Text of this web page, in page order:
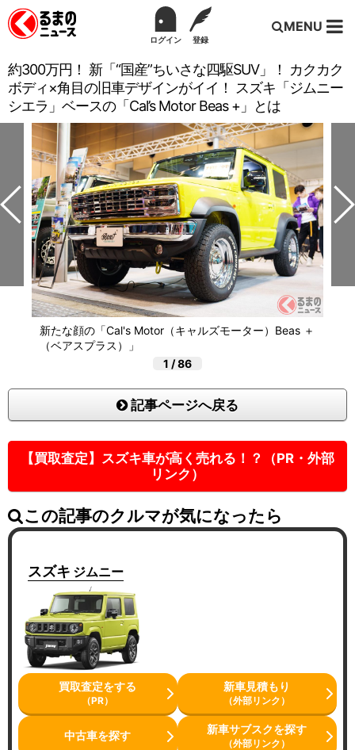
ログイン 登録
MENU
約300万円！ 新「“国産”ちいさな四駆SUV」！ カクカク
ボディ×角目の旧車デザインがイイ！ スズキ「ジムニー
シエラ」ベースの「Cal’s Motor Beas +」とは
新たな顔の「Cal's Motor（キャルズモーター）Beas ＋
（ベアスプラス）」
1 /86
記事ページへ戻る
【買取査定】スズキ車が高く売れる！？（PR・外部
リンク）
この記事のクルマが気になったら
スズキ ジムニー
買取査定をする
（PR）
新車見積もり
（外部リンク）
中古車を探す 新車サブスクを探す
（外部リンク）